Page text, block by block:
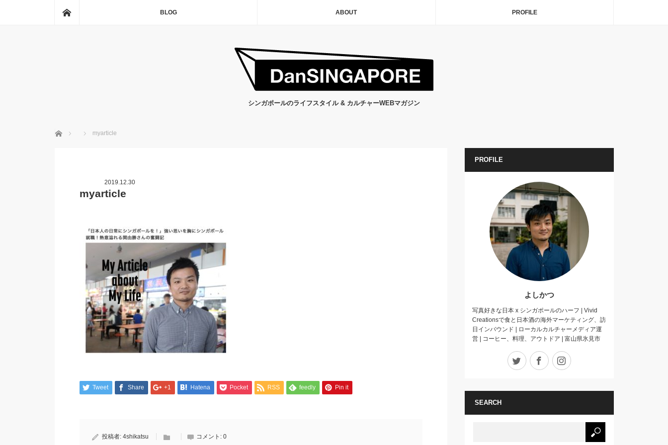
BLOG ABOUT PROFILE
シンガポールのライフスタイル & カルチャーWEBマガジン
ホーム myarticle
2019.12.30
myarticle
Tweet Share +1 Hatena Pocket RSS feedly Pin it
投稿者: 4shikatsu コメント: 0
PROFILE
よしかつ
写真好きな日本 x シンガポールのハーフ | Vivid
Creationsで食と日本酒の海外マーケティング、訪
日インバウンド | ローカルカルチャーメディア運
営 | コーヒー、料理、アウトドア | 富山県氷見市
Twitter Facebook
SEARCH